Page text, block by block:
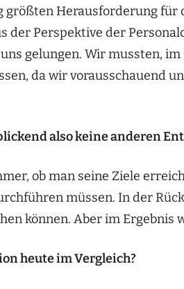
größten Herausforderung für
der Perspektive der
gelungen. Wir mussten,
da wir vorausschauend
also keine anderen
ob man seine Ziele
müssen. In der
können. Aber im
heute im Vergleich?